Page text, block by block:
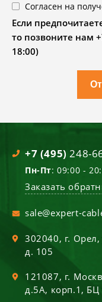
Согласен на
Если
то позвоните нам
18:00)
+7 (495) 248-
Пн-Пт: 09:00 -
Заказать
sale@expert-
302040, г. Орел
д. 105
121087, г.
д.5А, корп.1,